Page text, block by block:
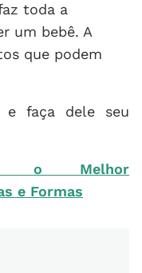
toda a
um bebê. A
que podem
e faça dele seu
o Melhor
e Formas